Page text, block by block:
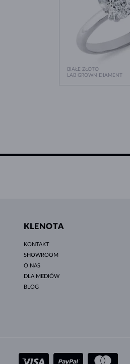
BIAŁE ZŁOTO
LAB GROWN DIAMENT
KLENOTA
KONTAKT
SHOWROOM
O NAS
DLA MEDIÓW
BLOG